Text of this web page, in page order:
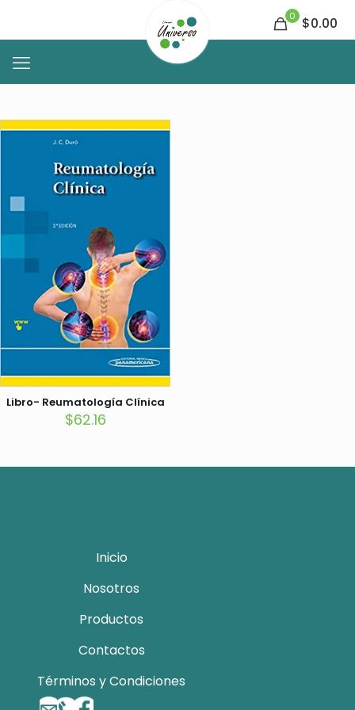
0 $0.00
Libro- Reumatología Clínica
$62.16
Inicio
Nosotros
Productos
Contactos
Términos y Condiciones